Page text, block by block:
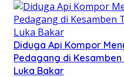
Diduga Api Kompor
Pedagang di
Luka Bakar